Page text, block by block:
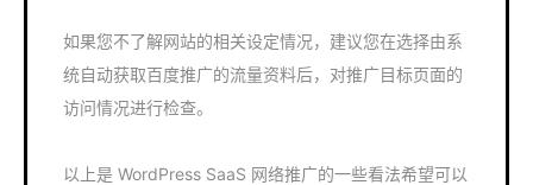
如果您不了解网站的相关设定情况，建议您在选择由系
统自动获取百度推广的流量资料后，对推广目标页面的
访问情况进行检查。
以上是 WordPress SaaS 网络推广的一些看法希望可以